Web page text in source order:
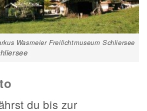
Wasmeier Freilichtmuseum Schliersee
du bis zur